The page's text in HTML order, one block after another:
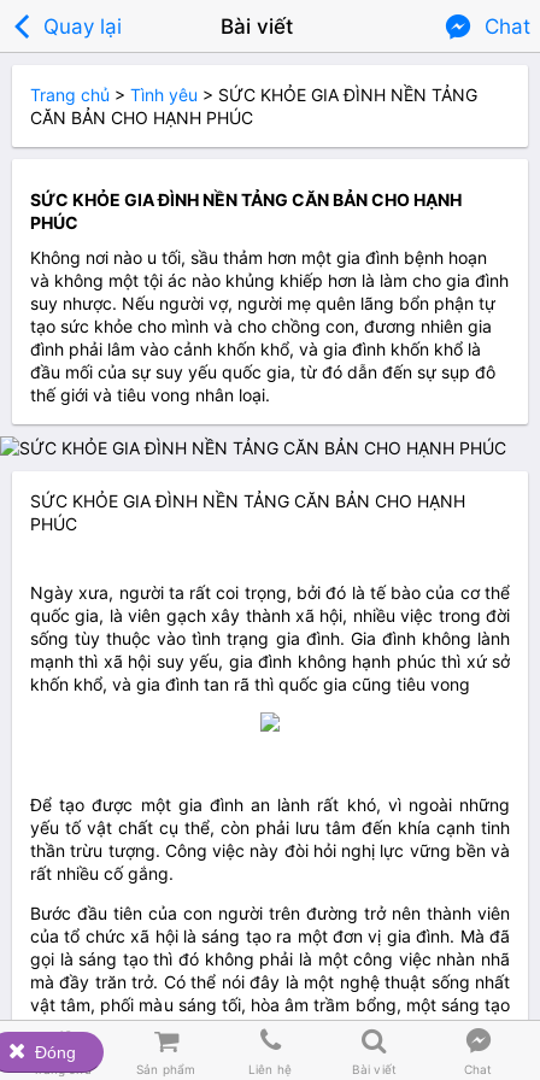
Quay lại Bài viết  Chat
Trang chủ > Tình yêu > SỨC KHỎE GIA ĐÌNH NỀN TẢNG
CĂN BẢN CHO HẠNH PHÚC
SỨC KHỎE GIA ĐÌNH NỀN TẢNG CĂN BẢN CHO HẠNH
PHÚC
Không nơi nào u tối, sầu thảm hơn một gia đình bệnh hoạn
và không một tội ác nào khủng khiếp hơn là làm cho gia đình
suy nhược. Nếu người vợ, người mẹ quên lãng bổn phận tự
tạo sức khỏe cho mình và cho chồng con, đương nhiên gia
đình phải lâm vào cảnh khốn khổ, và gia đình khốn khổ là
đầu mối của sự suy yếu quốc gia, từ đó dẫn đến sự sụp đô
thế giới và tiêu vong nhân loại.
SỨC KHỎE GIA ĐÌNH NỀN TẢNG CĂN BẢN CHO HẠNH
PHÚC
Ngày xưa, người ta rất coi trọng, bởi đó là tế bào của cơ thể
quốc gia, là viên gạch xây thành xã hội, nhiều việc trong đời
sống tùy thuộc vào tình trạng gia đình. Gia đình không lành
mạnh thì xã hội suy yếu, gia đình không hạnh phúc thì xứ sở
khốn khổ, và gia đình tan rã thì quốc gia cũng tiêu vong
Để tạo được một gia đình an lành rất khó, vì ngoài những
yếu tố vật chất cụ thể, còn phải lưu tâm đến khía cạnh tinh
thần trừu tượng. Công việc này đòi hỏi nghị lực vững bền và
rất nhiều cố gắng.
Bước đầu tiên của con người trên đường trở nên thành viên
của tổ chức xã hội là sáng tạo ra một đơn vị gia đình. Mà đã
gọi là sáng tạo thì đó không phải là một công việc nhàn nhã
mà đầy trăn trở. Có thể nói đây là một nghệ thuật sống nhất
vật tâm, phối màu sáng tối, hòa âm trầm bổng, một sáng tạo
không ngừng, biến hóa thường xuyên và phát triển liên tục.
Bởi vậy, tôi vô cùng cảm phục những người dám đảm đương
công việc này, nhất là những người đã thành công trong

Trang chủ

Sản phẩm

Liên hệ

Bài viết

Chat
 Đóng